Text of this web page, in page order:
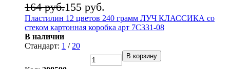
155 руб.
164 руб.
Пластилин 12 цветов 240 грамм ЛУЧ КЛАССИКА со
стеком картонная коробка арт 7С331-08
В наличии
Стандарт: 1 / 20
В корзину